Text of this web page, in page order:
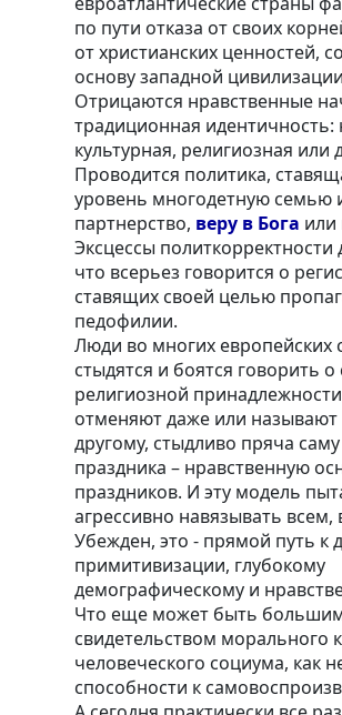
по пути отказа от своих
от христианских ценностей,
основу западной
Отрицаются нравственные
традиционная идентичность:
культурная, религиозная или
Проводится политика,
уровень многодетную семью
партнерство, веру в Бога или
Эксцессы политкорректности
что всерьез говорится о
ставящих своей целью
педофилии.
Люди во многих европейских
стыдятся и боятся говорить о
религиозной
отменяют даже или называют
другому, стыдливо пряча саму
праздника – нравственную
праздников. И эту модель
агрессивно навязывать всем,
Убежден, это - прямой путь к
примитивизации, глубокому
демографическому и
Что еще может быть
свидетельством морального
человеческого социума, как
способности к